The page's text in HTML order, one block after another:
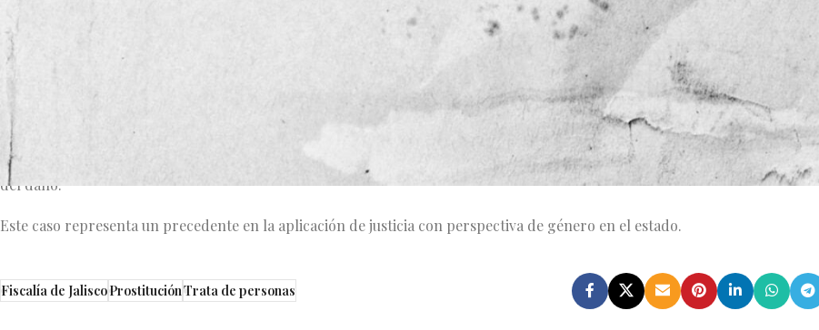
Los hechos ocurrieron en el municipio de Autlán de Navarro y derivan de una denuncia interpuesta en 2021. Las
investigaciones confirmaron que dos mujeres, Laura “N” y Elizabeth “N”, obligaron a una adolescente —prima de una de
ellas— a mantener relaciones sexuales con diversas personas.
El pasado 17 de abril, un Tribunal Colegiado del Séptimo Distrito dictó una sentencia de 22 años y seis meses de prisión para
ambas imputadas, además de imponer una sanción económica de 134 mil 430 pesos y el pago de 52 mil pesos por reparación
del daño.
Este caso representa un precedente en la aplicación de justicia con perspectiva de género en el estado.
Fiscalía de JaliscoProstituciónTrata de personas